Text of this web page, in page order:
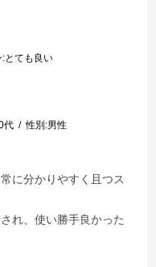
:とても良い
代 性別:男性
に分かりやすく且つス
れ、使い勝手良かった